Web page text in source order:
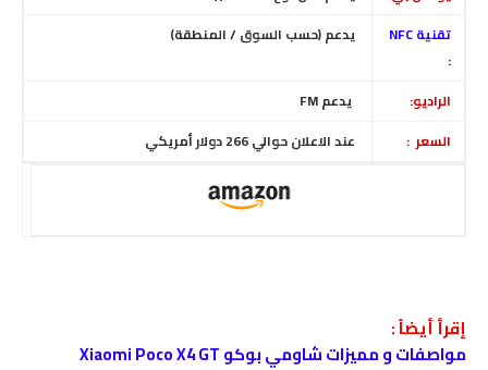
تقنية NFC
:
يدعم (حسب السوق / المنطقة)
الراديو: يدعمFM
السعر :
عند الاعلان حوالي 266 دولار أمريكي
إقرأ أيضاً :
مواصفات و مميزات شاومي بوكو Xiaomi Poco X4 GT